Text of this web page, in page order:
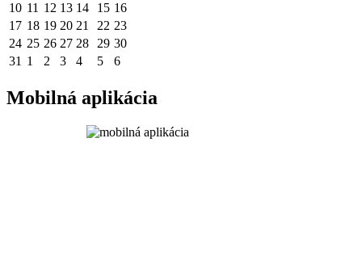
10 11 12 13 14 15 16
17 18 19 20 21 22 23
24 25 26 27 28 29 30
31 1 2 3 4 5 6
Mobilná aplikácia